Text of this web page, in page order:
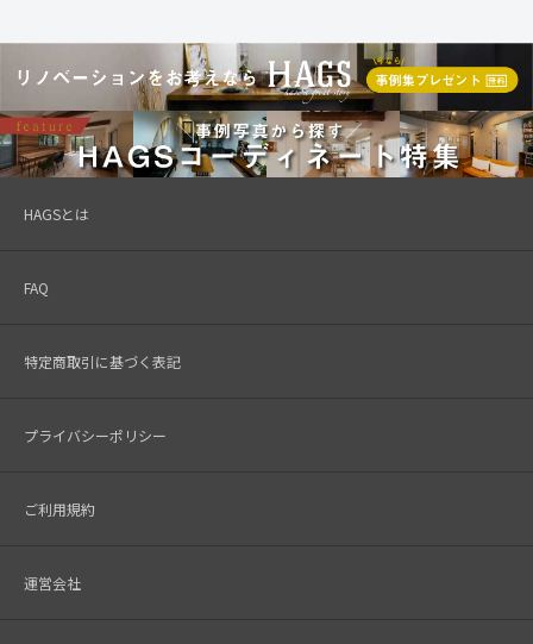
HAGSとは
FAQ
特定商取引に基づく表記
プライバシーポリシー
ご利用規約
運営会社